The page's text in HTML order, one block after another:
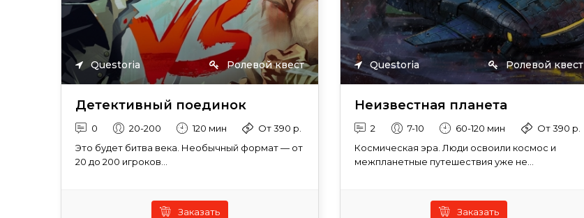
Questoria Ролевой квест
Детективный поединок
0 20-200 120 мин
От 390 р.
Это будет битва века. Необычный формат — от
20 до 200 игроков...
Заказать
Questoria Ролевой квест
Неизвестная планета
2 7-10 60-120 мин
От 390 р.
Космическая эра. Люди освоили космос и
межпланетные путешествия уже не...
Заказать